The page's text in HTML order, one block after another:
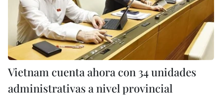
Vietnam cuenta ahora con 34 unidades
administrativas a nivel provincial